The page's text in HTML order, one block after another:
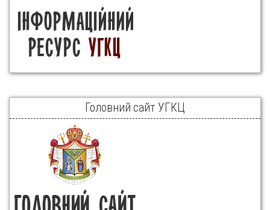
Головний сайт УГКЦ